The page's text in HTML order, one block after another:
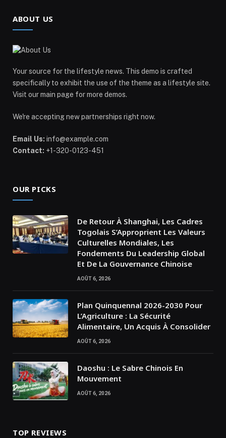
ABOUT US
Your source for the lifestyle news. This demo is crafted
specifically to exhibit the use of the theme as a lifestyle site.
Visit our main page for more demos.
We're accepting new partnerships right now.
Email Us: info@example.com
Contact: +1-320-0123-451
OUR PICKS
De Retour À Shanghai, Les Cadres
Togolais S’Approprient Les Valeurs
Culturelles Mondiales, Les
Fondements Du Leadership Global
Et De La Gouvernance Chinoise
AOÛT 6, 2026
Plan Quinquennal 2026-2030 Pour
L’Agriculture : La Sécurité
Alimentaire, Un Acquis À Consolider
AOÛT 6, 2026
Daoshu : Le Sabre Chinois En
Mouvement
AOÛT 6, 2026
TOP REVIEWS